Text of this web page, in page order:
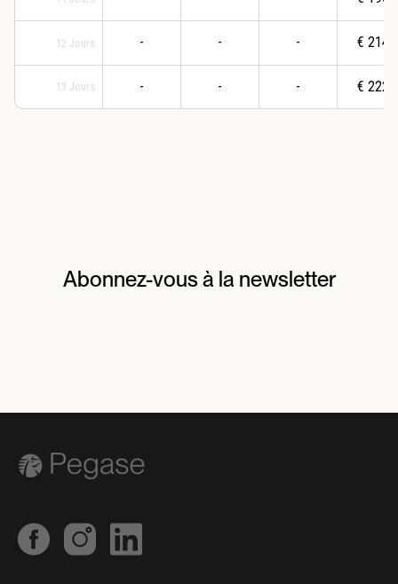
12 Jours
13 Jours
-
-
-
-
-
-
€ 2141
€ 2221
Abonnez-vous à la newsletter